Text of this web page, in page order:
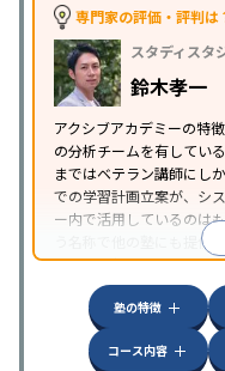
専門家の評価・評判は
スタディスタ
鈴木孝一
アクシブアカデミーの特
の分析チームを有してい
まではベテラン講師にし
での学習計画立案が、シ
ー内で活用しているのは
う名称で他の塾にも提供
いる。他塾にも頼られる
塾の特徴
コース内容